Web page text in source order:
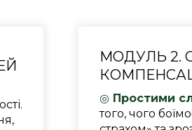
МОДУЛЬ 2.
◎ Простими
того, чого